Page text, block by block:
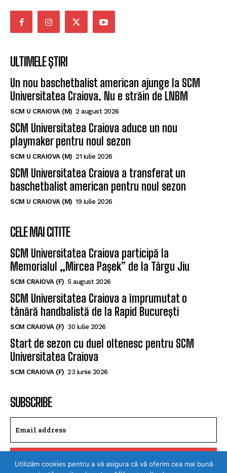
Un nou baschetbalist american ajunge la SCM
SCM U CRAIOVA (M) 2 august 2026
SCM Universitatea Craiova aduce un nou
playmaker pentru noul sezon
SCM U CRAIOVA (M) 21 iulie 2026
SCM Universitatea Craiova a transferat un
baschetbalist american pentru noul sezon
SCM U CRAIOVA (M) 19 iulie 2026
CELE MAI CITITE
SCM Universitatea Craiova participă la
SCM CRAIOVA (F) 5 august 2026
SCM Universitatea Craiova a împrumutat o
tânără handbalistă de la Rapid București
SCM CRAIOVA (F) 30 iulie 2026
Start de sezon cu duel oltenesc pentru SCM
Universitatea Craiova
SCM CRAIOVA (F) 23 iunie 2026
I've read and accept thePrivacy Policy.
Utilizăm cookies pentru a vă asigura că vă oferim cea mai bună